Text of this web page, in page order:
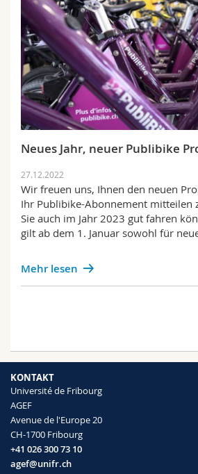
Neues Jahr, neuer Publibike
27.12.2022
Wir freuen uns, Ihnen den neuen
Ihr Publibike-Abonnement mitteilen
Sie auch im Jahr 2023 gut fahren
gilt ab dem 1. Januar sowohl für
Mehr lesen
KONTAKT
Université de Fribourg
AGEF
Avenue de l'Europe 20
CH-1700 Fribourg
+41 026 300 73 10
agef@unifr.ch